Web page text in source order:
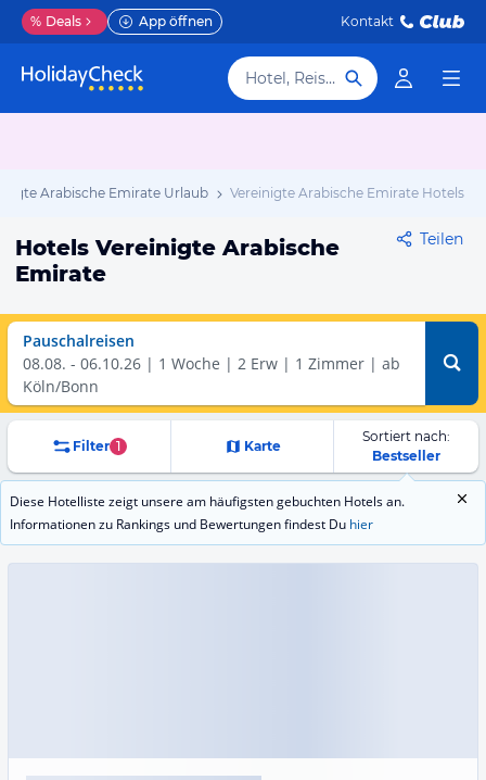
% Deals App öffnen Kontakt
Hotel, Reiseziel
Arabische Emirate Urlaub Vereinigte Arabische Emirate Hotels
Hotels Vereinigte Arabische
Emirate
Teilen
Pauschalreisen
08.08. - 06.10.26 1 Woche 2 Erw | 1 Zimmer
ab
Köln/Bonn
Filter 1 Karte
Sortiert nach:
Bestseller
Diese Hotelliste zeigt unsere am häufigsten gebuchten Hotels an.
Informationen zu Rankings und Bewertungen findest Du hier